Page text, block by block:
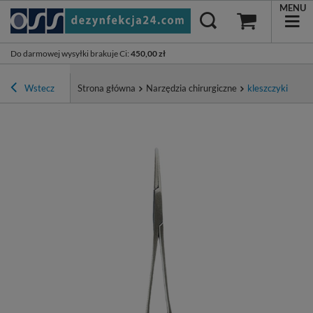
Do darmowej wysyłki brakuje Ci: 450,00 zł
MENU
Wstecz Strona główna Narzędzia chirurgiczne kleszczyki